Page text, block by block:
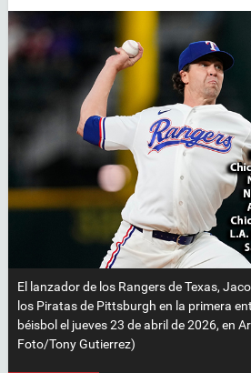
El lanzador de los Rangers de Texas,
los Piratas de Pittsburgh en la primera
béisbol el jueves 23 de abril de 2026, en
Foto/Tony Gutierrez)